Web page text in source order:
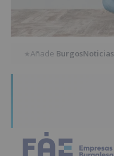
★Añade BurgosNoticias